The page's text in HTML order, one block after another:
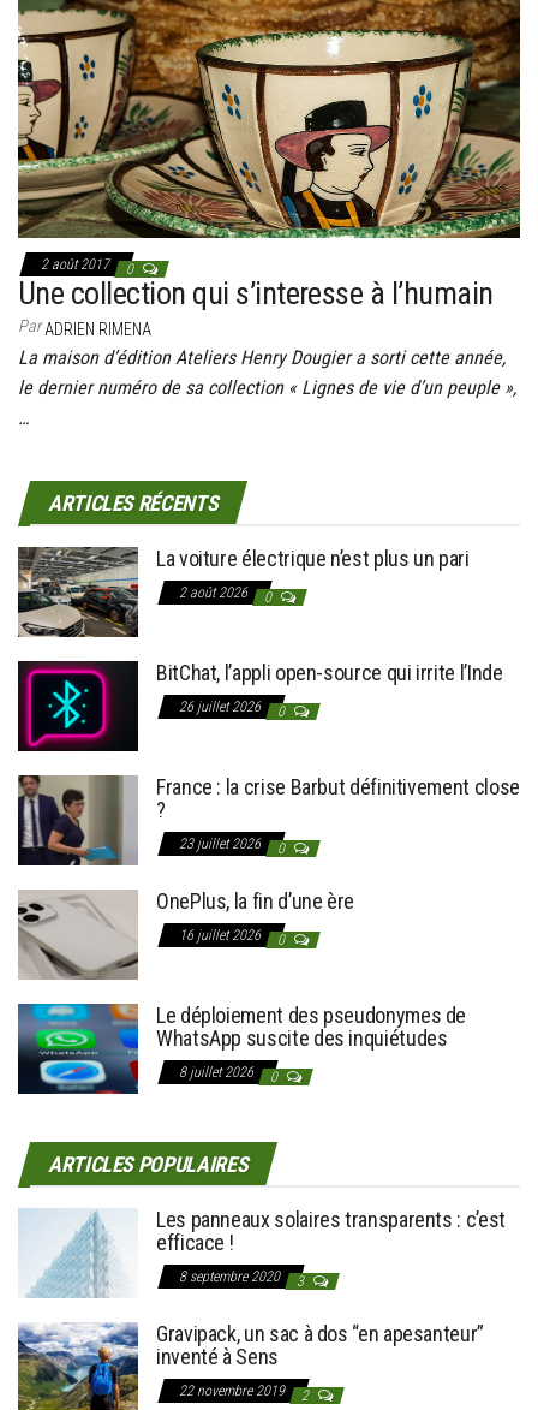
g
a
t
n
2 août 2017 0
Une collection qui s’interesse à l’humain
ParADRIEN RIMENA
La maison d’édition Ateliers Henry Dougier a sorti cette année,
le dernier numéro de sa collection « Lignes de vie d’un peuple »,
…
ARTICLES RÉCENTS
La voiture électrique n’est plus un pari
2 août 2026 0
BitChat, l’appli open-source qui irrite l’Inde
26 juillet 2026 0
France : la crise Barbut définitivement close
?
23 juillet 2026 0
OnePlus, la fin d’une ère
16 juillet 2026 0
Le déploiement des pseudonymes de
WhatsApp suscite des inquiétudes
8 juillet 2026 0
ARTICLES POPULAIRES
Les panneaux solaires transparents : c’est
efficace !
8 septembre 2020 3
Gravipack, un sac à dos “en apesanteur”
inventé à Sens
22 novembre 2019 2